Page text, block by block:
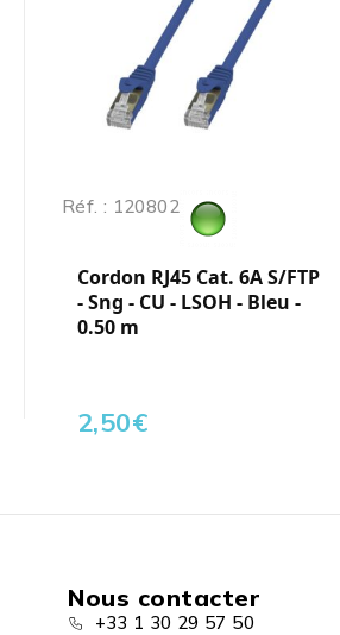
Réf. : 120802
Cordon RJ45 Cat. 6A S/FTP
- Sng - CU - LSOH - Bleu -
0.50 m
2,50€
Nous contacter
+33 1 30 29 57 50